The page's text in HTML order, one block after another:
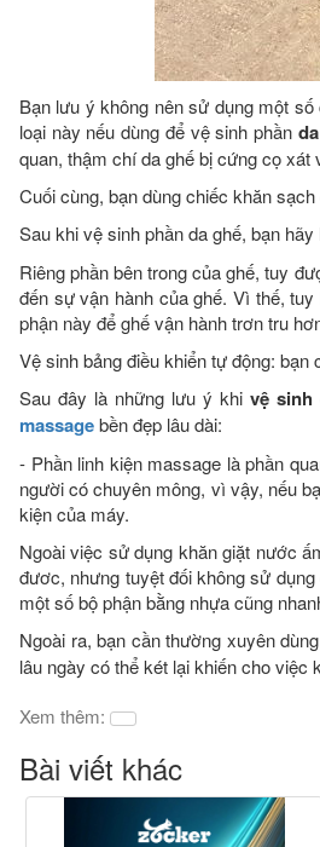
Bạn lưu ý không nên sử dụng một
loại này nếu dùng để vệ sinh phần
quan, thậm chí da ghế bị cứng cọ
Cuối cùng, bạn dùng chiếc khăn
Sau khi vệ sinh phần da ghế, bạn
Riêng phần bên trong của ghế, tuy
đến sự vận hành của ghế. Vì thế,
phận này để ghế vận hành trơn tru
Vệ sinh bảng điều khiển tự động:
Sau đây là những lưu ý khi vệ sinh
massagebền đẹp lâu dài:
- Phần linh kiện massage là phần
người có chuyên mông, vì vậy, nếu
kiện của máy.
Ngoài việc sử dụng khăn giặt nước
đươc, nhưng tuyệt đối không sử
một số bộ phận bằng nhựa cũng
Ngoài ra, bạn cần thường xuyên
lâu ngày có thể két lại khiến cho việc
Xem thêm:
Bài viết khác